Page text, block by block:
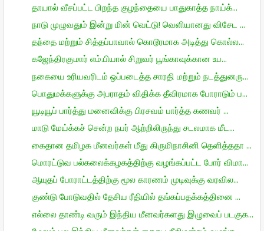
தாயால் வீசப்பட்ட பிறந்த குழந்தையை பாதுகாத்த நாய்க்...
நாடு முழுவதும் இன்று மின் வெட்டு! வெளியானது விசேட ...
தந்தை மற்றும் சித்தப்பாவால் கொடூரமாக அடித்து கொல்ல...
கஜேந்திரகுமார் எம்.பியால் சிறுவர் பூங்காவுக்கான உப...
நகையை உரியவரிடம் ஒப்படைத்த சாரதி மற்றும் நடத்துனரு...
பொதுமக்களுக்கு அபராதம் விதிக்க தீவிரமாக போராடும் ப...
யூடியூப் பார்த்து மனைவிக்கு பிரசவம் பார்த்த கணவர் ...
மாடு மேய்க்கச் சென்ற நபர் ஆற்றிலிருந்து சடலமாக மீட...
கைதான தமிழக மீனவர்கள் மீது கிருமிநாசினி தெளித்ததா ...
மொரட்டுவ பல்கலைக்கழகத்திற்கு வழங்கப்பட்ட போர் விமா...
ஆயுதப் போராட்டத்திற்கு மூல காரணம் முடிவுக்கு வரவில...
குண்டு போடுவதில் தேசிய ரீதியில் தங்கப்பதக்கத்தினை ...
எல்லை தாண்டி வரும் இந்திய மீனவர்களது இழுவைப் படகுக...